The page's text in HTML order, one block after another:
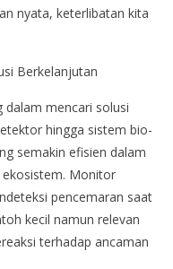
nyata, keterlibatan kita
Berkelanjutan
dalam mencari solusi
hingga sistem bio-
semakin efisien dalam
Monitor
pencemaran saat
kecil namun relevan
terhadap ancaman